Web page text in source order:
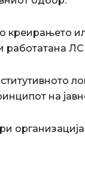
креирањето
работатана
на